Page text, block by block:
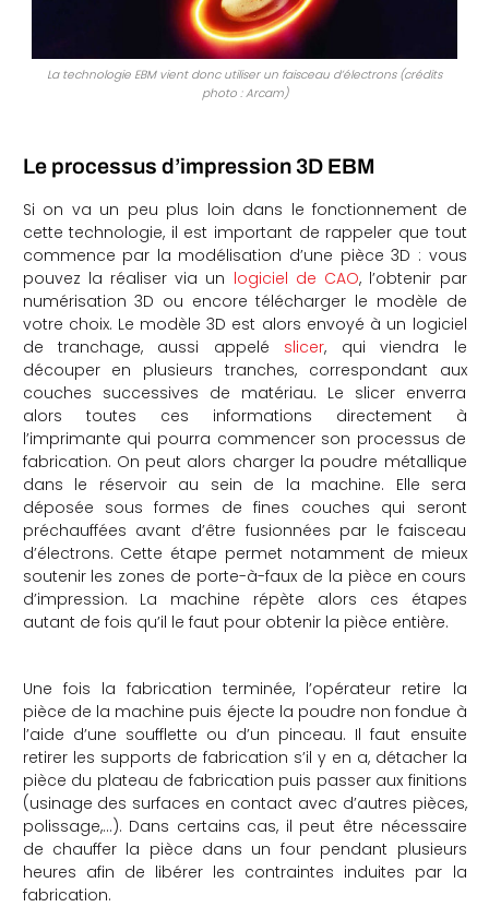
La technologie EBM vient donc utiliser un faisceau d’électrons (crédits
photo : Arcam)
Le processus d’impression 3D EBM
Si on va un peu plus loin dans le fonctionnement de
cette technologie, il est important de rappeler que tout
commence par la modélisation d’une pièce 3D : vous
pouvez la réaliser via un logiciel de CAO, l’obtenir par
numérisation 3D ou encore télécharger le modèle de
votre choix. Le modèle 3D est alors envoyé à un logiciel
de tranchage, aussi appelé slicer, qui viendra le
découper en plusieurs tranches, correspondant aux
couches successives de matériau. Le slicer enverra
alors toutes ces informations directement à
l’imprimante qui pourra commencer son processus de
fabrication. On peut alors charger la poudre métallique
dans le réservoir au sein de la machine. Elle sera
déposée sous formes de fines couches qui seront
préchauffées avant d’être fusionnées par le faisceau
d’électrons. Cette étape permet notamment de mieux
soutenir les zones de porte-à-faux de la pièce en cours
d’impression. La machine répète alors ces étapes
autant de fois qu’il le faut pour obtenir la pièce entière.
Une fois la fabrication terminée, l’opérateur retire la
pièce de la machine puis éjecte la poudre non fondue à
l’aide d’une soufflette ou d’un pinceau. Il faut ensuite
retirer les supports de fabrication s’il y en a, détacher la
pièce du plateau de fabrication puis passer aux finitions
(usinage des surfaces en contact avec d’autres pièces,
polissage,…). Dans certains cas, il peut être nécessaire
de chauffer la pièce dans un four pendant plusieurs
heures afin de libérer les contraintes induites par la
fabrication.